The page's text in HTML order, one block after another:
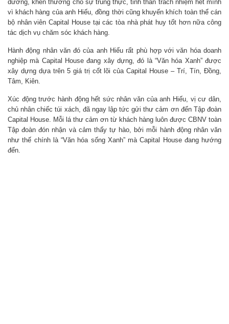
dương, khen thưởng cho sự trung thực, tinh thần trách nhiệm hết mình
vì khách hàng của anh Hiếu, đồng thời cũng khuyến khích toàn thể cán
bộ nhân viên Capital House tại các tòa nhà phát huy tốt hơn nữa công
tác dịch vụ chăm sóc khách hàng.
Hành động nhân văn đó của anh Hiếu rất phù hợp với văn hóa doanh
nghiệp mà Capital House đang xây dựng, đó là “Văn hóa Xanh” được
xây dựng dựa trên 5 giá trị cốt lõi của Capital House – Trí, Tín, Đồng,
Tâm, Kiên.
Xúc động trước hành động hết sức nhân văn của anh Hiếu, vị cư dân,
chủ nhân chiếc túi xách, đã ngay lập tức gửi thư cảm ơn đến Tập đoàn
Capital House. Mỗi lá thư cảm ơn từ khách hàng luôn được CBNV toàn
Tập đoàn đón nhận và cảm thấy tự hào, bởi mỗi hành động nhân văn
như thế chính là “Văn hóa sống Xanh” mà Capital House đang hướng
đến.